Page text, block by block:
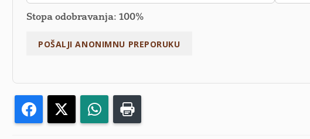
Stopa odobravanja: 100%
Facebook WhatsApp